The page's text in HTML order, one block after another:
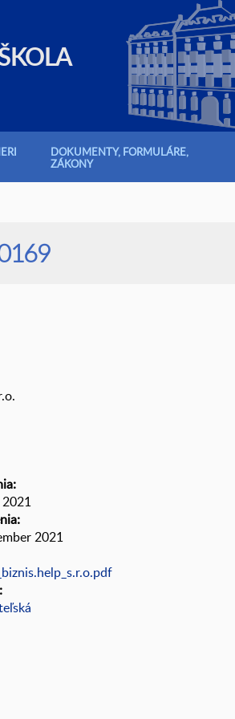
DOKUMENTY, FORMULÁRE,
ZÁKONY
2021